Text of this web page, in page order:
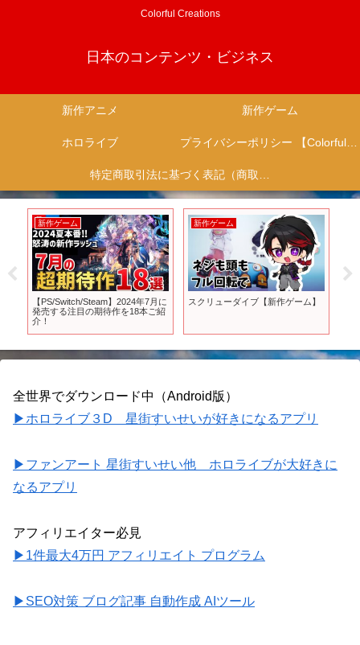
Colorful Creations
日本のコンテンツ・ビジネス
新作アニメ 新作ゲーム
ホロライブ プライバシーポリシー 【Colorful Creation】
特定商取引法に基づく表記（商取引に関する開示）
新作ゲーム
【PS/Switch/Steam】2024年7月に
発売する注目の期待作を18本ご紹
介！
新作ゲーム
スクリューダイブ【新作ゲーム】
全世界でダウンロード中（Android版）
▶ホロライブ３D 星街すいせいが好きになるアプリ
▶ファンアート 星街すいせい他 ホロライブが大好きに
なるアプリ
アフィリエイター必見
▶1件最大4万円 アフィリエイト プログラム
▶SEO対策 ブログ記事 自動作成 AIツール